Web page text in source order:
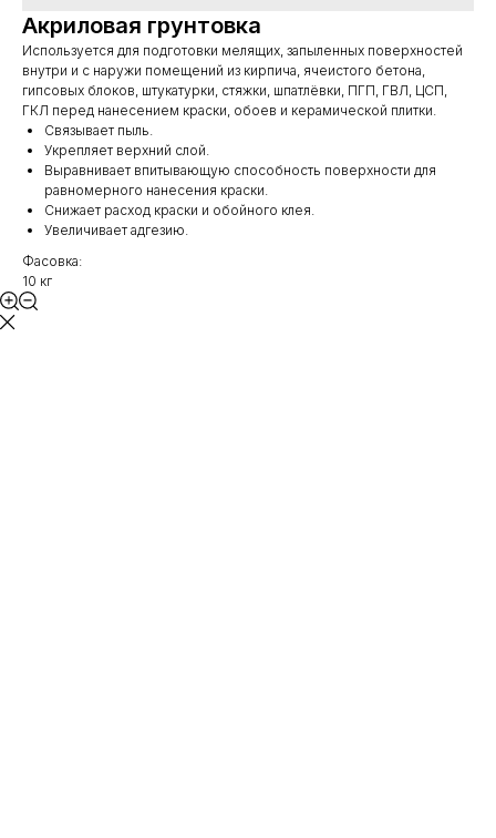
Акриловая грунтовка
Используется для подготовки мелящих, запыленных поверхностей
внутри и с наружи помещений из кирпича, ячеистого бетона,
гипсовых блоков, штукатурки, стяжки, шпатлёвки, ПГП, ГВЛ, ЦСП,
ГКЛ перед нанесением краски, обоев и керамической плитки.
Связывает пыль.
Укрепляет верхний слой.
Выравнивает впитывающую способность поверхности для
равномерного нанесения краски.
Снижает расход краски и обойного клея.
Увеличивает адгезию.
Фасовка:
10 кг